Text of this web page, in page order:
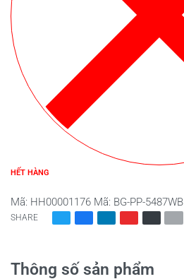
HẾT HÀNG
Mã: HH00001176 Mã: BG-PP-5487WB
SHARE
Thông số sản phẩm